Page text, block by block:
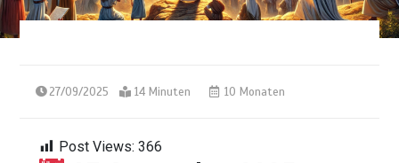
27/09/2025 14 Minuten 10 Monaten
Post Views: 366